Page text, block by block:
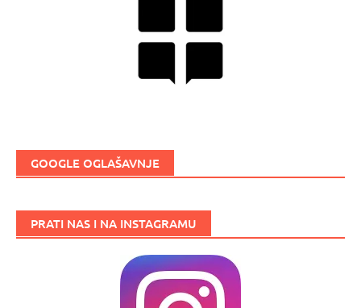
GOOGLE OGLAŠAVNJE
PRATI NAS I NA INSTAGRAMU